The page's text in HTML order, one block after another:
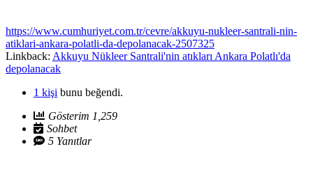
https://www.cumhuriyet.com.tr/cevre/akkuyu-nukleer-santrali-nin-
atiklari-ankara-polatli-da-depolanacak-2507325
Linkback: Akkuyu Nükleer Santrali'nin atıkları Ankara Polatlı'da
depolanacak
1 kişi bunu beğendi.
Gösterim 1,259
Sohbet
5 Yanıtlar